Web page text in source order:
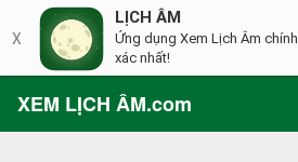
XEM LỊCH ÂM.com
X
LỊCH ÂM
Ứng dụng Xem Lịch Âm chính
xác nhất!